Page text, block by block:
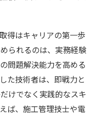
得はキャリアの第一歩
られるのは、実務経験
問題解決能力を高める
た技術者は、即戦力と
けでなく実践的なスキ
ば、施工管理技士や電